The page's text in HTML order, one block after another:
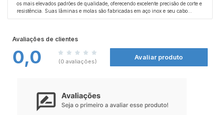
os mais elevados padrões de qualidade, oferecendo excelente precisão de corte e
resistência. Suas lâminas e molas são fabricadas em aço inox e seu cabo
possui ação antimicrobial. O kit contém alicate para cutículas e espátula
Avaliações de clientes
0,0 (0 avaliações)
Avaliar produto